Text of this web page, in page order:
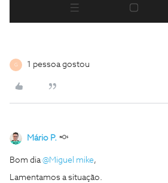
G 1 pessoa gostou
Mário P.
Bom dia@Miguel mike,
Lamentamos a situação.